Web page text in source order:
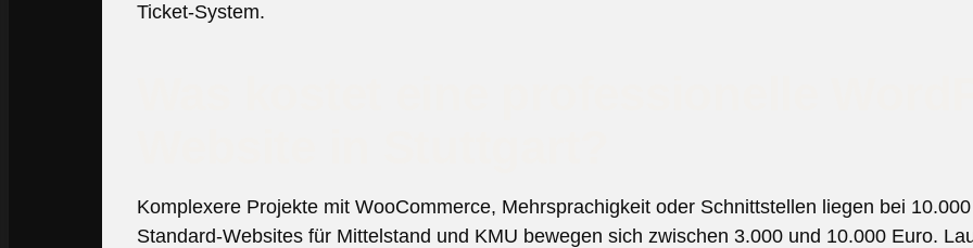
Ticket-System.
Komplexere Projekte mit WooCommerce, Mehrsprachigkeit oder Schnittstellen liegen bei
Standard-Websites für Mittelstand und KMU bewegen sich zwischen 3.000 und 10.000 Euro.